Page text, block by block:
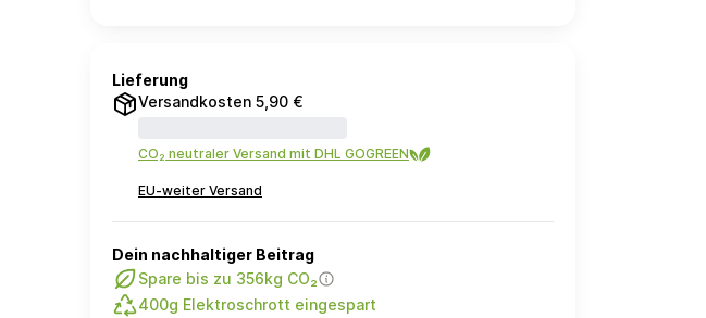
Lieferung
Versandkosten 5,90 €
CO₂ neutraler Versand mit DHL GOGREEN
EU-weiter Versand
Dein nachhaltiger Beitrag
Spare bis zu 356kg CO₂
400g Elektroschrott eingespart